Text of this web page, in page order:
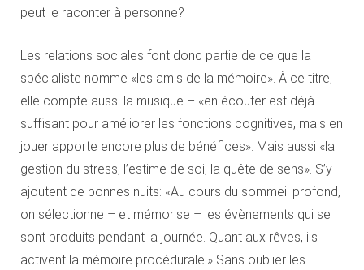
peut le raconter à personne?
Les relations sociales font donc partie de ce que la
spécialiste nomme «les amis de la mémoire». À ce titre,
elle compte aussi la musique – «en écouter est déjà
suffisant pour améliorer les fonctions cognitives, mais en
jouer apporte encore plus de bénéfices». Mais aussi «la
gestion du stress, l’estime de soi, la quête de sens». S’y
ajoutent de bonnes nuits: «Au cours du sommeil profond,
on sélectionne – et mémorise – les évènements qui se
sont produits pendant la journée. Quant aux rêves, ils
activent la mémoire procédurale.» Sans oublier les